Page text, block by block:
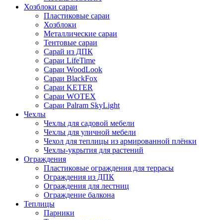
Хозблоки сараи
Пластиковые сараи
Хозблоки
Металлические сараи
Тентовые сараи
Сарай из ДПК
Cараи LifeTime
Cараи WoodLook
Сараи BlackFox
Сараи KETER
Сараи WOTEX
Сараи Palram SkyLight
Чехлы
Чехлы для садовой мебели
Чехлы для уличной мебели
Чехол для теплицы из армированной плёнки
Чехлы-укрытия для растений
Ограждения
Пластиковые ограждения для террасы
Ограждения из ДПК
Ограждения для лестниц
Ограждение балкона
Теплицы
Парники